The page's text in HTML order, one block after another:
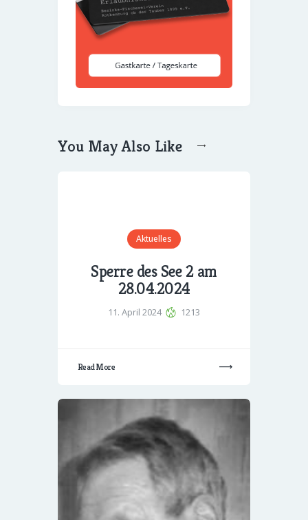
You May Also Like
Aktuelles
Sperre des See 2 am
28.04.2024
11. April 2024 1213
Read More